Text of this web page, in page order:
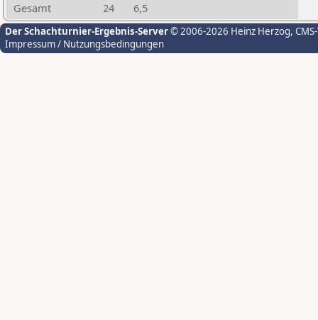
Gesamt
24 6,5
Der Schachturnier-Ergebnis-Server© 2006-2026 Heinz Herzog,
Impressum / Nutzungsbedingungen